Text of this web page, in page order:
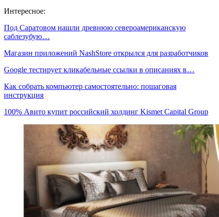
Интересное:
Под Саратовом нашли древнюю североамериканскую
саблезубую…
Магазин приложений NashStore открылся для разработчиков
Google тестирует кликабельные ссылки в описаниях в…
Как собрать компьютер самостоятельно: пошаговая
инструкция
100% Авито купит российский холдинг Kismet Capital Group